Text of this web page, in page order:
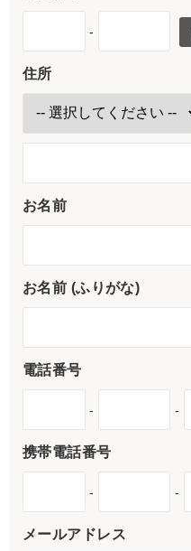
-
住所
お名前
お名前 (ふりがな)
電話番号
- -
携帯電話番号
- -
メールアドレス